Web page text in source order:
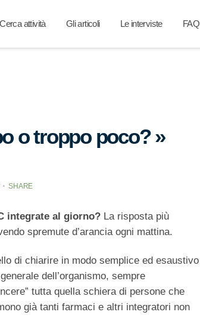
Cerca attività Gli articoli Le interviste FAQ
o troppo poco? »
SHARE
integrate al giorno? La risposta più
spremute d’arancia ogni mattina.
di chiarire in modo semplice ed esaustivo
dell’organismo, sempre
tutta quella schiera di persone che
già tanti farmaci e altri integratori non